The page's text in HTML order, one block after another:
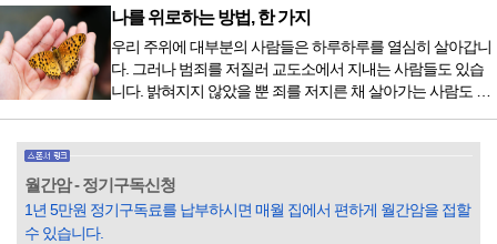
막이 열리기 전. 그 특유의 무대 냄새를 맡았을 때의 긴장감 같
은 것이었다. 두 금동 미륵 반가사유상을 만나러 가는 길은 그
렇게 시작됐다. 두 반가사유상을 알게 된 것은 몇 해 전이었다.
잡지의 발행인으로 독자에게 선보일 좋은 콘텐츠를 고민하던
중 우리 문화재를 하나씩 소개하고자...
나를 위로하는 방법, 한 가지
우리 주위에 대부분의 사람들은 하루하루를 열심히 살아갑니
다. 그러나 범죄를 저질러 교도소에서 지내는 사람들도 있습
니다. 밝혀지지 않았을 뿐 죄를 저지른 채 살아가는 사람도 있
입힌다는 것입니다. 미꾸라지 한 마리가 시냇물을 흐린다는
옛말이 그저 허투루 생기지는 않은 듯합니다. 대부분의 사람
들은 열심히 살아갑니다. 그렇다고 97%의 사람들이 모두 착
월간암 - 정기구독신청
1년 5만원 정기구독료를 납부하시면 매월 집에서 편하게 월간암을 접할
수 있습니다.